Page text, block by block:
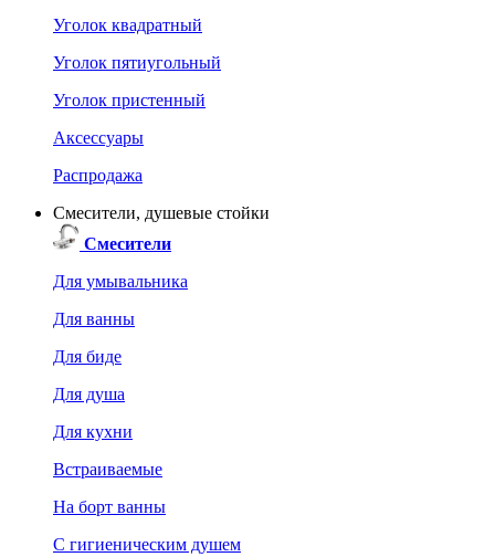
Уголок квадратный
Уголок пятиугольный
Уголок пристенный
Аксессуары
Распродажа
Смесители, душевые стойки
Смесители
Для умывальника
Для ванны
Для биде
Для душа
Для кухни
Встраиваемые
На борт ванны
C гигиеническим душем